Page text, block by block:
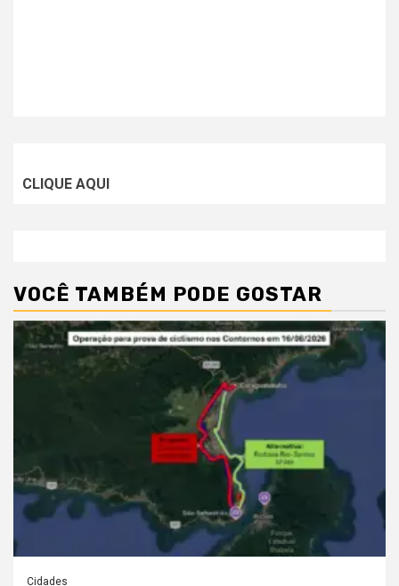
CLIQUE AQUI
VOCÊ TAMBÉM PODE GOSTAR
Cidades